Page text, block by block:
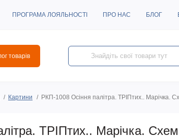
ПРОГРАМА ЛОЯЛЬНОСТІ ПРО НАС БЛОГ
товарів
Картини РКП-1008 Осіння палітра. ТРІПтих.. Марічка.
ТРІПтих.. Марічка.